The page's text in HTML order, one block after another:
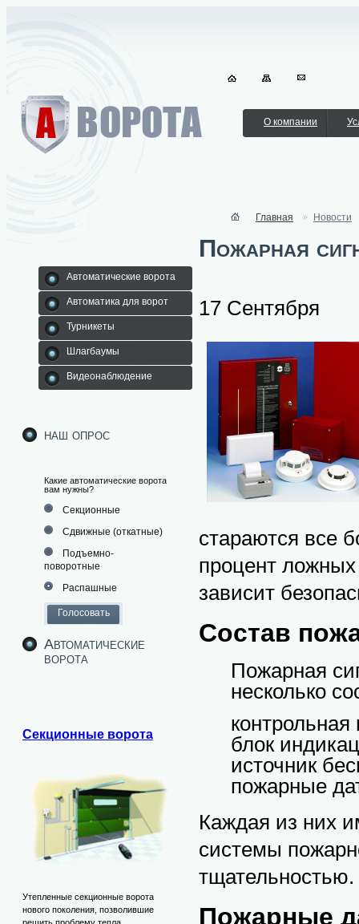
О компании
Автоматические ворота
Автоматика для ворот
Турникеты
Шлагбаумы
Видеонаблюдение
наш опрос
Какие автоматические ворота
вам нужны?
Секционные
Сдвижные (откатные)
Подъемно-
поворотные
Распашные
Автоматические
ворота
Секционные ворота
Утепленные секционные ворота
нового поколения, позволившие
Главная Новости
Пожарная
17 Сентября
стараются все
процент
зависит
Состав
Пожарная
несколько
контрольная
блок
источник
пожарные
Каждая из них
системы
тщательностью.
Пожарные